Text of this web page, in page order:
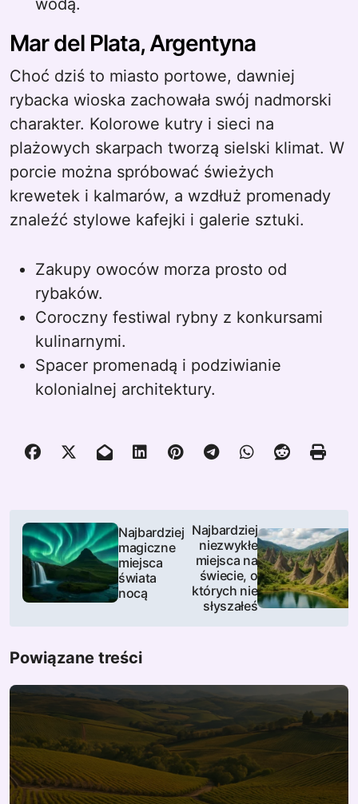
wodą.
Mar del Plata, Argentyna
Choć dziś to miasto portowe, dawniej
rybacka wioska zachowała swój nadmorski
charakter. Kolorowe kutry i sieci na
plażowych skarpach tworzą sielski klimat. W
porcie można spróbować świeżych
krewetek i kalmarów, a wzdłuż promenady
znaleźć stylowe kafejki i galerie sztuki.
Zakupy owoców morza prosto od
rybaków.
Coroczny festiwal rybny z konkursami
kulinarnymi.
Spacer promenadą i podziwianie
kolonialnej architektury.
N
w
g
a
c
j
a
Najbardziej
magiczne
miejsca
świata
nocą
Najbardziej
niezwykłe
miejsca na
świecie, o
których nie
słyszałeś
Powiązane treści